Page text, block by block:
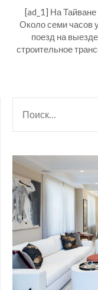
[ad_1] На
Около семи часов
поезд на
строительное